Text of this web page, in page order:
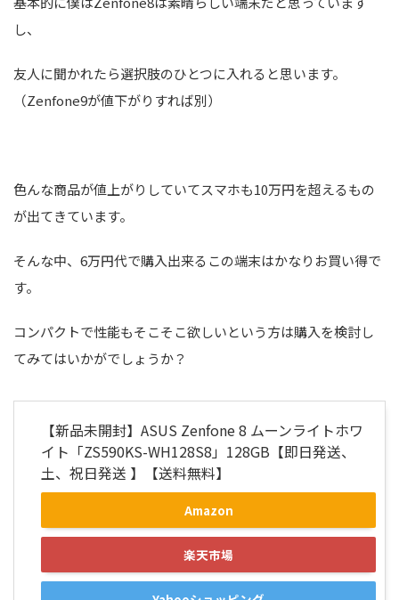
し、
友人に聞かれたら選択肢のひとつに入れると思います。
（Zenfone9が値下がりすれば別）
色んな商品が値上がりしていてスマホも10万円を超えるもの
が出てきています。
そんな中、6万円代で購入出来るこの端末はかなりお買い得で
す。
コンパクトで性能もそこそこ欲しいという方は購入を検討し
てみてはいかがでしょうか？
【新品未開封】ASUS Zenfone 8 ムーンライトホワ
イト「ZS590KS-WH128S8」128GB【即日発送、
土、祝日発送 】【送料無料】
Amazon
楽天市場